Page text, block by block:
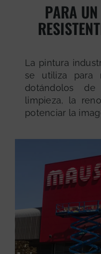
PARA
La pintura
se utiliza para
dotándolos
limpieza, la
potenciar la